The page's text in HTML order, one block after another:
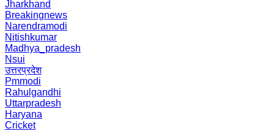
Jharkhand
Breakingnews
Narendramodi
Nitishkumar
Madhya_pradesh
Nsui
उत्तरप्रदेश
Pmmodi
Rahulgandhi
Uttarpradesh
Haryana
Cricket